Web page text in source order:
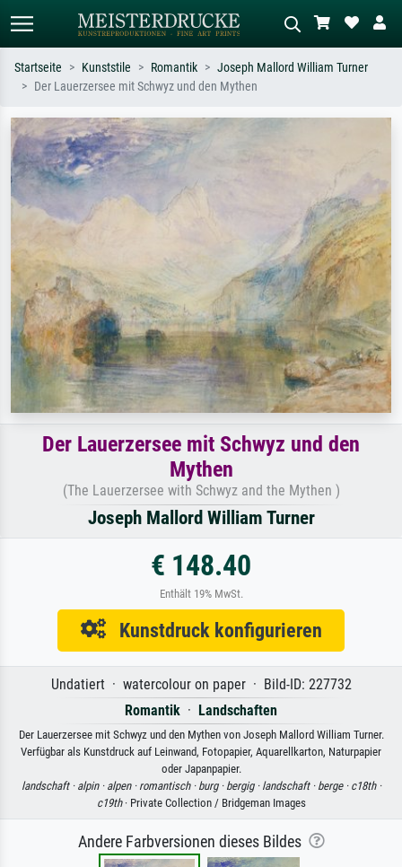
Suchen Sie nach Künstlern, Werktiteln
oder Stilen – z.B. Monet,
Sternennacht, Impressionismus, Welle
Hokusai, Akt.
Ölgemälde, Stehender Akt neben einem
Startseite Kunststile Romantik
Joseph Mallord William Turner
Der Lauerzersee mit Schwyz und den Mythen
Der Lauerzersee mit Schwyz und den
Mythen
(The Lauerzersee with Schwyz and the Mythen )
Joseph Mallord William Turner
€ 148.40
Enthält 19% MwSt.
Kunstdruck konfigurieren
Undatiert · watercolour on paper · Bild-ID: 227732
Romantik · Landschaften
Der Lauerzersee mit Schwyz und den Mythen von Joseph Mallord William Turner.
Verfügbar als Kunstdruck auf Leinwand, Fotopapier, Aquarellkarton, Naturpapier
oder Japanpapier.
landschaft · alpin · alpen · romantisch · burg · bergig · landschaft · berge · c18th ·
c19th· Private Collection / Bridgeman Images
Andere Farbversionen dieses Bildes